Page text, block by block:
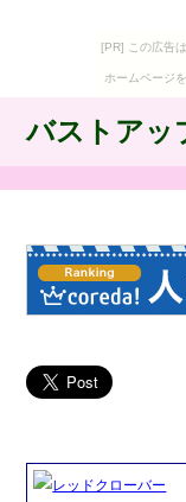
[PR] この広告
ホームページ
バストアッ
レッドクローバー